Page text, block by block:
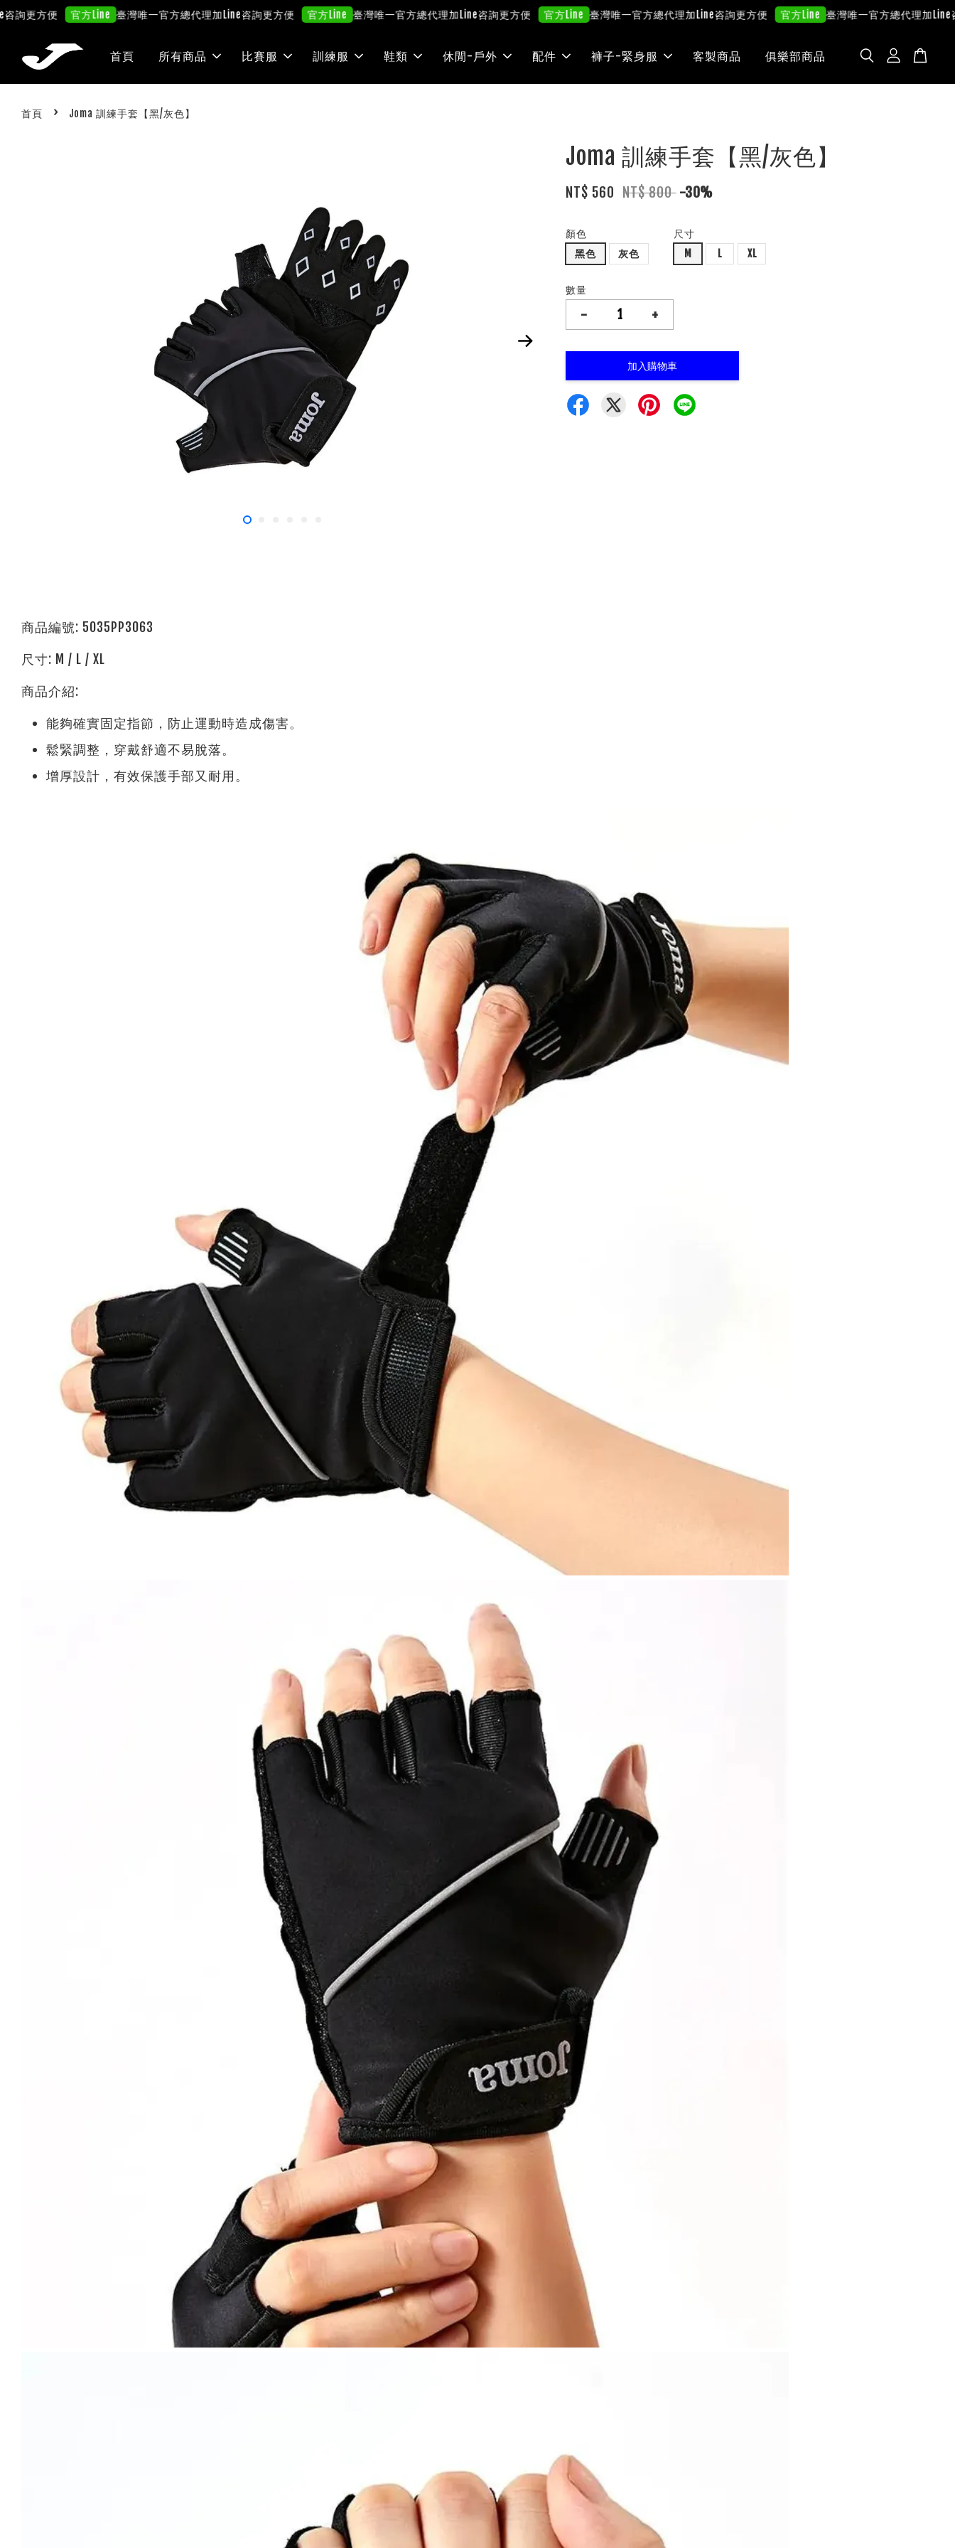
方便 官方Line 臺灣唯一官方總代理加Line咨詢更方便 官方Line 臺灣唯一官方總代理加Line咨詢更方便 官方Line 臺灣唯一官方總代理加Line咨詢更方便 官方Line 臺灣唯一官方總代理加Line咨詢
首頁 所有商品 比賽服 訓練服 鞋類 休閒-戶外 配件 褲子-緊身服 客製商品 俱樂部商品
首頁 › Joma 訓練手套【黑/灰色】
Joma 訓練手套【黑/灰色】
NT$ 560 NT$ 800 -30%
顏色
黑色
灰色
尺寸
M
L XL
數量
- +
加入購物車
商品編號: 5035PP3063
尺寸: M / L / XL
商品介紹:
能夠確實固定指節，防止運動時造成傷害。
鬆緊調整，穿戴舒適不易脫落。
增厚設計，有效保護手部又耐用。